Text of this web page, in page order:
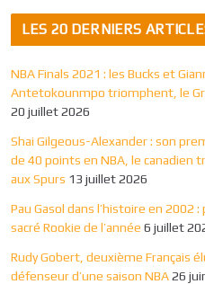
LES 20 DERNIERS
NBA Finals 2021 : les Bucks et
Antetokounmpo triomphent, le
20 juillet 2026
Shai Gilgeous-Alexander : son
de 40 points en NBA, le canadien
aux Spurs 13 juillet 2026
Pau Gasol dans l’histoire en 2002
sacré Rookie de l’année 6 juillet
Rudy Gobert, deuxième Français
défenseur d’une saison NBA26